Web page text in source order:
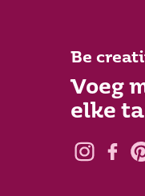
Be
Voeg
elke